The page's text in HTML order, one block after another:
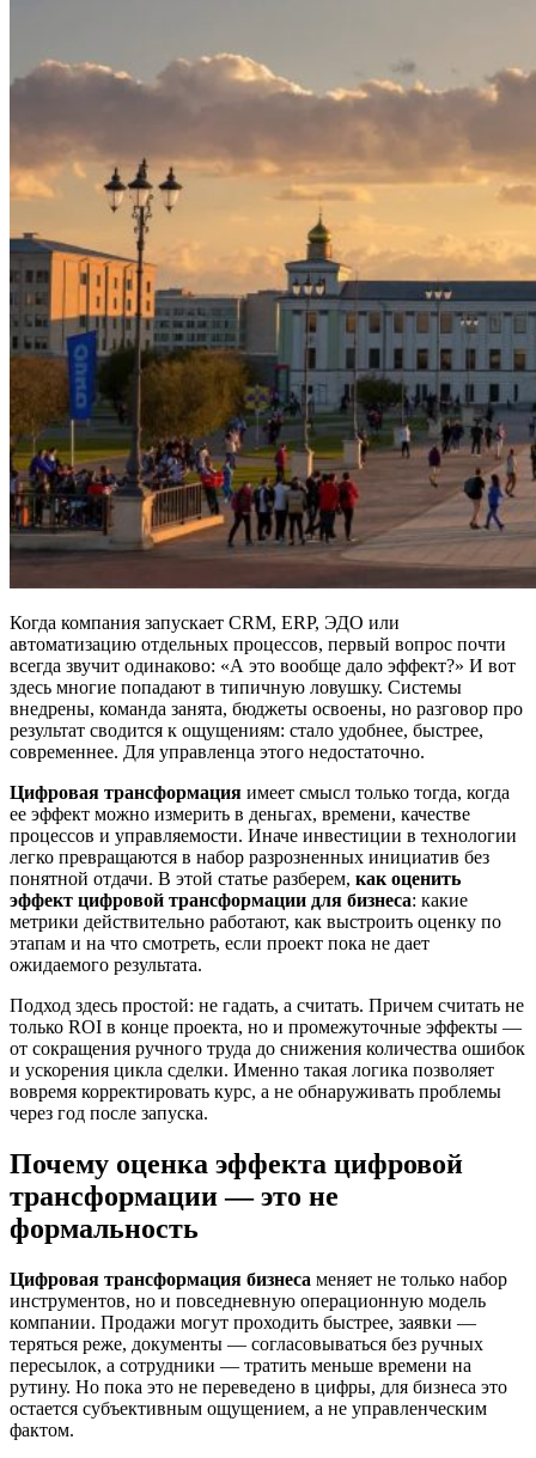
Когда компания запускает CRM, ERP, ЭДО или
автоматизацию отдельных процессов, первый вопрос почти
всегда звучит одинаково: «А это вообще дало эффект?» И вот
здесь многие попадают в типичную ловушку. Системы
внедрены, команда занята, бюджеты освоены, но разговор про
результат сводится к ощущениям: стало удобнее, быстрее,
современнее. Для управленца этого недостаточно.
Цифровая трансформация имеет смысл только тогда, когда
ее эффект можно измерить в деньгах, времени, качестве
процессов и управляемости. Иначе инвестиции в технологии
легко превращаются в набор разрозненных инициатив без
понятной отдачи. В этой статье разберем, как оценить
эффект цифровой трансформации для бизнеса: какие
метрики действительно работают, как выстроить оценку по
этапам и на что смотреть, если проект пока не дает
ожидаемого результата.
Подход здесь простой: не гадать, а считать. Причем считать не
только ROI в конце проекта, но и промежуточные эффекты —
от сокращения ручного труда до снижения количества ошибок
и ускорения цикла сделки. Именно такая логика позволяет
вовремя корректировать курс, а не обнаруживать проблемы
через год после запуска.
Почему оценка эффекта цифровой
трансформации— это не
формальность
Цифровая трансформация бизнеса меняет не только набор
инструментов, но и повседневную операционную модель
компании. Продажи могут проходить быстрее, заявки —
теряться реже, документы — согласовываться без ручных
пересылок, а сотрудники — тратить меньше времени на
рутину. Но пока это не переведено в цифры, для бизнеса это
остается субъективным ощущением, а не управленческим
фактом.